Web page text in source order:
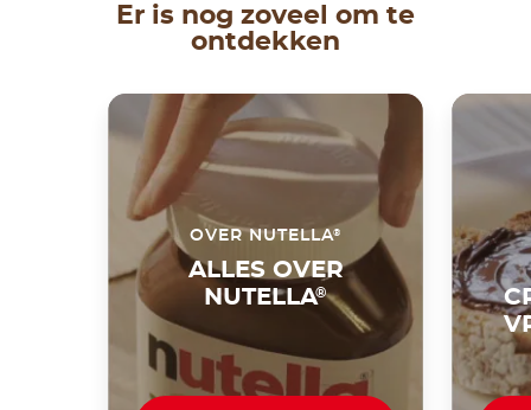
Er is nog zoveel om te
ontdekken
OVER NUTELLA®
ALLES OVER
NUTELLA®